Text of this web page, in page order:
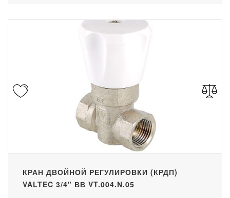
КРАН ДВОЙНОЙ РЕГУЛИРОВКИ (КРДП)
VALTEC 3/4" ВВ VT.004.N.05